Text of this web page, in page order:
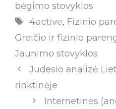
bėgimo stovyklos
4active, Fizinio
Greičio ir fizinio
Jaunimo stovyklos
Judesio analizė
rinktinėje
Internetinės